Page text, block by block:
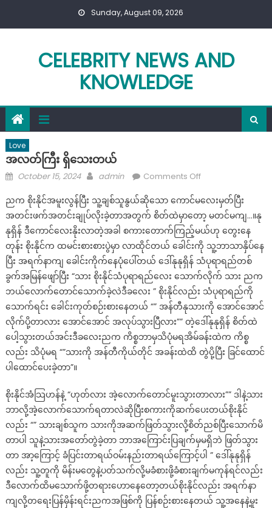
Sunday, August 09, 2026
CELEBRITY NEWS AND
KNOWLEDGE
Love
အလတ်ကြီး ရှိသေးတယ်
Posted
October 15, 2024 Author
admin Comments Offon
ကြီး
ရှိ
သေး
တယ်
ညက စိုးနိုင်အမူးလွန်ပြီး သူ့ချစ်သူနွယ်ဆိုသော ကောင်မလေးမှတ်ပြီး
အတင်းဖက်အတင်းချုပ်လိုးခဲ့တာအတွက် စိတ်ထဲမှာတော့ မတင်မကျ…။နု
နုရှိန် ဒီကောင်လေးနိုးလာတဲ့အခါ စကားတောက်ကြည့်မယ်ဟု တွေးနေ
တုန်း စိုးနိုင်က ထမင်းစားစားပွဲမှာ လာထိုင်တယ် ခေါင်းကို သူ့ဘာသာနှိပ်နေ
ပြီး အရက်နာကျ ခေါင်းကိုက်နေပုံပေါ်တယ် ဒေါ်နုနုရှိန် သံပုရာရည်တစ်
ခွက်အမြန်ဖျော်ပြီး “သား စိုးနိုင်သံပုရာရည်လေး သောက်လိုက် သား ညက
ဘယ်လောက်တောင်သောက်ခဲ့လဲဒီခလေး ” စိုးနိုင်လည်း သံပုရာရည်ကို
သောက်ရင်း ခေါင်းကုတ်စဉ်းစားနေတယ် “” အန်တီနုသားကို အောင်အောင်
လိုက်ပို့တာလား အောင်အောင် အလုပ်သွားပြီလား”” တဲ့ဒေါ်နုနုရှိန် စိတ်ထဲ
ပေါ့သွားတယ်အင်းဒီခလေးညက ကိစ္စဘာမှသိပုံမရအိမ်ခန်းထဲက ကိစ္စ
လည်း သိပုံမရ “”သားကို အန်တီကိုယ်တိုင် အခန်းထဲထိ တွဲပို့ပြီး ခြင်ထောင်
ပါထောင်ပေးခဲ့တာ”။
စိုးနိုင်အံသြဟန်နဲ့ “ဟုတ်လား အဲ့လောက်တောင်မူးသွားတာလား”” ဒါနဲ့သား
ဘာလို့အဲ့လောက်သောက်ရတာလဲဆိုပြီးစကားကိုဆက်ပေးတယ်စိုးနိုင်
လည်း “” သားချစ်သူက သားကိုအဆက်ဖြတ်သွားလို့စိတ်ညစ်ပြီးသောက်မိ
တာပါ သူနဲ့သားအတော်တွဲခဲ့တာ ဘာအကြောင်းပြချက်မှမရှိဘဲ ဖြတ်သွား
တာ အာ့ကြောင့် ခံပြင်းတာရယ်ဝမ်းနည်းတာရယ်ကြောင့်ပါ ” ဒေါ်နုနုရှိန်
လည်း သူ့တူကို မိန်းမတွေနဲ့ပတ်သက်လို့မခံစားဖို့ခံစားချက်မကုန်ရင်လည်း
ဒီလောက်ထိမသောက်ဖို့တရားဟောနေတော့တယ်စိုးနိုင်လည်း အရက်နာ
ကျလို့တရေးပြန်မှိန်းရင်းညကအဖြစ်ကို ပြန်စဉ်းစားနေတယ် သူ့အနေနဲ့မူး